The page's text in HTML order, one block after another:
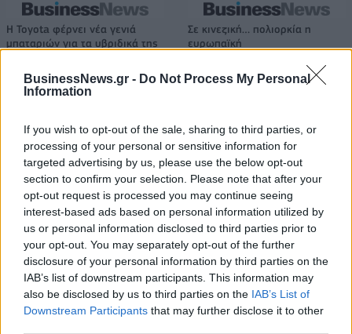
BusinessNews.gr - Do Not Process My Personal
Information
If you wish to opt-out of the sale, sharing to third parties, or
processing of your personal or sensitive information for
targeted advertising by us, please use the below opt-out
section to confirm your selection. Please note that after your
opt-out request is processed you may continue seeing
interest-based ads based on personal information utilized by
us or personal information disclosed to third parties prior to
your opt-out. You may separately opt-out of the further
disclosure of your personal information by third parties on the
IAB’s list of downstream participants. This information may
also be disclosed by us to third parties on the IAB’s List of
Downstream Participants that may further disclose it to other
Η Toyota φέρνει νέα γενιά
μπαταριών για τα υβριδικά της
Σε κινεζική… πολιορκία η
ευρωπαϊκή
Εθνική Νεανίδων: Απέναντι
στην Ισλανδία για την 5η θέση
στο Ευρωμπάσκετ (live stream)
«Η οικογένεια Μπας φέρεται να
βρίσκεται κοντά στην απόκτηση
της Βιλερμπάν»
Χρηματιστήριο Αθηνών: Εβδομαδιαία άνοδος 1,76%, κέρδη 23,31%
από τις αρχές του έτους